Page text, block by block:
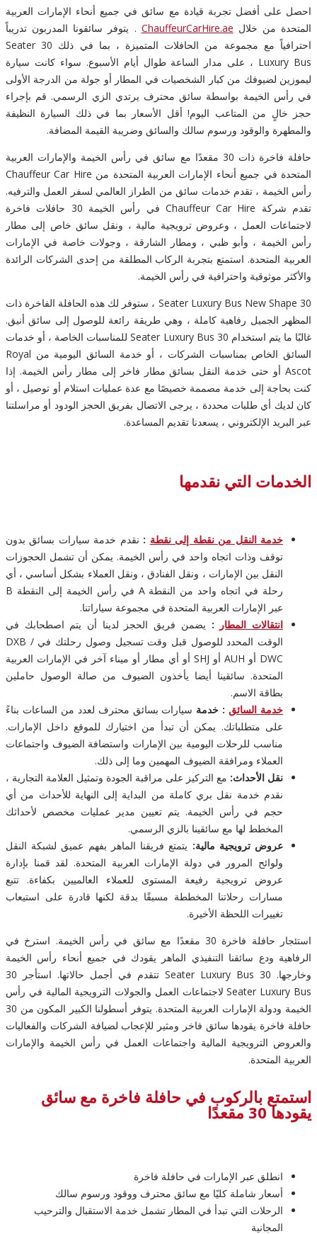
احصل على أفضل تجربة قيادة مع سائق في جميع أنحاء الإمارات العربية
المتحدة من خلال ChauffeurCarHire.ae . يتوفر سائقونا المدربون تدريباً
احترافياً مع مجموعة من الحافلات المتميزة ، بما في ذلك 30 Seater
Luxury Bus ، على مدار الساعة طوال أيام الأسبوع. سواء كانت سيارة
ليموزين لضيوفك من كبار الشخصيات في المطار أو جولة من الدرجة الأولى
في رأس الخيمة بواسطة سائق محترف يرتدي الزي الرسمي. قم بإجراء
حجز خالٍ من المتاعب اليوم! أقل الأسعار بما في ذلك السيارة النظيفة
والمطهرة والوقود ورسوم سالك والسائق وضريبة القيمة المضافة.
حافلة فاخرة ذات 30 مقعدًا مع سائق في رأس الخيمة والإمارات العربية
المتحدة في جميع أنحاء الإمارات العربية المتحدة من Chauffeur Car Hire
رأس الخيمة ، تقدم خدمات سائق من الطراز العالمي لسفر العمل والترفيه.
تقدم شركة Chauffeur Car Hire في رأس الخيمة 30 حافلات فاخرة
لاجتماعات العمل ، وعروض ترويجية مالية ، ونقل سائق خاص إلى مطار
رأس الخيمة ، وأبو ظبي ، ومطار الشارقة ، وجولات خاصة في الإمارات
العربية المتحدة. استمتع بتجربة الركاب المطلقة من إحدى الشركات الرائدة
والأكثر موثوقية واحترافية في رأس الخيمة.
30 Seater Luxury Bus New Shape ، ستوفر لك هذه الحافلة الفاخرة ذات
المظهر الجميل رفاهية كاملة ، وهي طريقة رائعة للوصول إلى سائق أنيق.
غالبًا ما يتم استخدام 30 Seater Luxury Bus للمناسبات الخاصة ، أو خدمات
السائق الخاص بمناسبات الشركات ، أو خدمة السائق اليومية من Royal
Ascot أو حتى خدمة النقل بسائق مطار فاخر إلى مطار رأس الخيمة. إذا
كنت بحاجة إلى خدمة مصممة خصيصًا مع عدة عمليات استلام أو توصيل ، أو
كان لديك أي طلبات محددة ، يرجى الاتصال بفريق الحجز الودود أو مراسلتنا
عبر البريد الإلكتروني ، يسعدنا تقديم المساعدة.
الخدمات التي نقدمها
خدمة النقل من نقطة إلى نقطة : نقدم خدمة سيارات بسائق بدون
توقف وذات اتجاه واحد في رأس الخيمة. يمكن أن تشمل الحجوزات
النقل بين الإمارات ، ونقل الفنادق ، ونقل العملاء بشكل أساسي ، أي
رحلة في اتجاه واحد من النقطة A في رأس الخيمة إلى النقطة B
عبر الإمارات العربية المتحدة في مجموعة سياراتنا.
انتقالات المطار
: يضمن فريق الحجز لدينا أن يتم اصطحابك في
الوقت المحدد للوصول قبل وقت تسجيل وصول رحلتك في DXB /
DWC أو AUH أو SHJ أو أي مطار أو ميناء آخر في الإمارات العربية
المتحدة. سائقينا أيضا يأخذون الضيوف من صالة الوصول حاملين
بطاقة الاسم.
خدمة السائق: خدمة سيارات بسائق محترف لعدد من الساعات بناءً
على متطلباتك. يمكن أن تبدأ من اختيارك للموقع داخل الإمارات.
مناسب للرحلات اليومية بين الإمارات واستضافة الضيوف واجتماعات
العملاء ومرافقة الضيوف المهمين وما إلى ذلك.
نقل الأحداث: مع التركيز على مراقبة الجودة وتمثيل العلامة التجارية ،
نقدم خدمة نقل بري كاملة من البداية إلى النهاية للأحداث من أي
حجم في رأس الخيمة. يتم تعيين مدير عمليات مخصص لأحداثك
المخطط لها مع سائقينا بالزي الرسمي.
عروض ترويجية مالية: يتمتع فريقنا الماهر بفهم عميق لشبكة النقل
ولوائح المرور في دولة الإمارات العربية المتحدة. لقد قمنا بإدارة
عروض ترويجية رفيعة المستوى للعملاء العالميين بكفاءة. تتبع
مسارات رحلاتنا المخططة مسبقًا بدقة لكنها قادرة على استيعاب
تغييرات اللحظة الأخيرة.
استئجار حافلة فاخرة 30 مقعدًا مع سائق في رأس الخيمة. استرخ في
الرفاهية ودع سائقنا التنفيذي الماهر يقودك في جميع أنحاء رأس الخيمة
وخارجها. 30 Seater Luxury Bus تتقدم في أجمل حالاتها. استأجر 30
Seater Luxury Bus لاجتماعات العمل والجولات الترويجية المالية في رأس
الخيمة ودولة الإمارات العربية المتحدة. يتوفر أسطولنا الكبير المكون من 30
حافلة فاخرة يقودها سائق فاخر ومثير للإعجاب لضيافة الشركات والفعاليات
والعروض الترويجية المالية واجتماعات العمل في رأس الخيمة والإمارات
العربية المتحدة.
استمتع بالركوب في حافلة فاخرة مع سائق
يقودها 30 مقعدًا
انطلق عبر الإمارات في حافلة فاخرة
أسعار شاملة كليًا مع سائق محترف ووقود ورسوم سالك
الرحلات التي تبدأ في المطار تشمل خدمة الاستقبال والترحيب
المجانية